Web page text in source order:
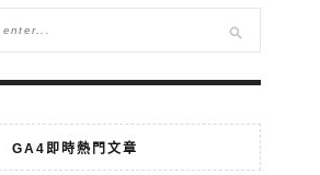
GA4即時熱門文章